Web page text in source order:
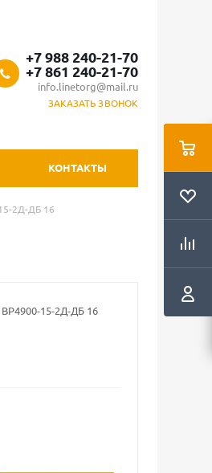
+7 988 240-21-70
+7 861 240-21-70
info.linetorg@mail.ru
ЗАКАЗАТЬ ЗВОНОК
КОНТАКТЫ
2Д-ДБ 16
ВР4900-15-2Д-ДБ 16